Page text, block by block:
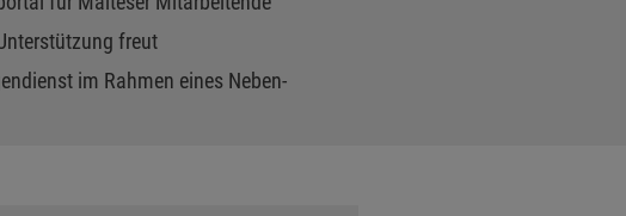
freut
im Rahmen eines Neben-